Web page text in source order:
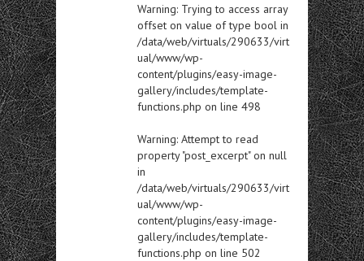
Warning: Trying to access array
offset on value of type bool in
/data/web/virtuals/290633/virt
ual/www/wp-
content/plugins/easy-image-
gallery/includes/template-
functions.php on line 498
Warning: Attempt to read
property "post_excerpt" on null
in
/data/web/virtuals/290633/virt
ual/www/wp-
content/plugins/easy-image-
gallery/includes/template-
functions.php on line 502